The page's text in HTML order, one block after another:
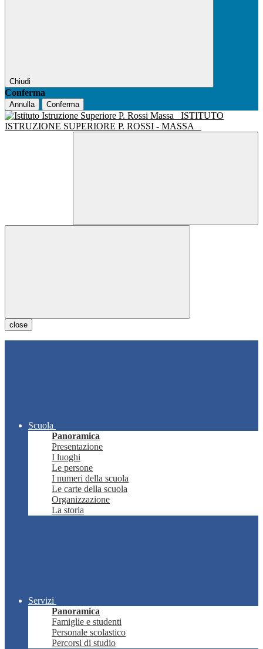
Chiudi
Conferma
Annulla Conferma
ISTITUTO
ISTRUZIONE SUPERIORE P. ROSSI - MASSA
close
Scuola
Panoramica
Presentazione
I luoghi
Le persone
I numeri della scuola
Le carte della scuola
Organizzazione
La storia
Servizi
Panoramica
Famiglie e studenti
Personale scolastico
Percorsi di studio